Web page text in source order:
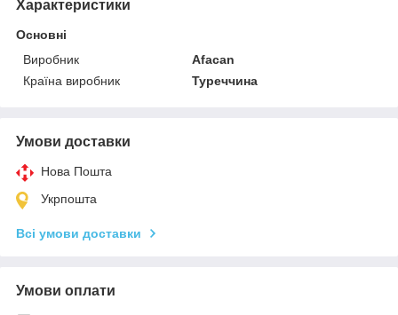
Характеристики
Основні
Виробник
Afacan
Країна виробник
Туреччина
Умови доставки
Нова Пошта
Укрпошта
Всі умови доставки
Умови оплати